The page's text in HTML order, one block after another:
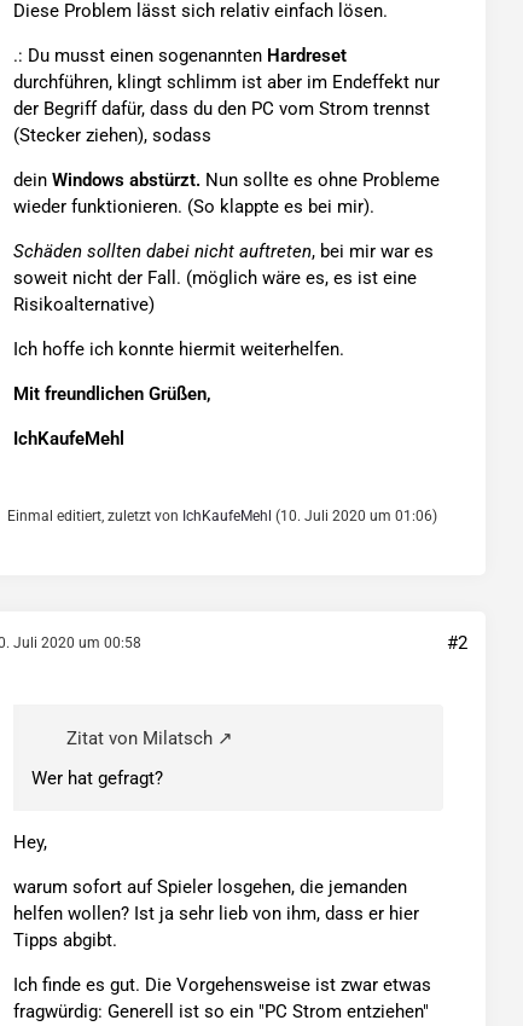
Diese Problem lässt sich relativ einfach lösen.
.: Du musst einen sogenannten Hardreset
durchführen, klingt schlimm ist aber im Endeffekt nur
der Begriff dafür, dass du den PC vom Strom trennst
(Stecker ziehen), sodass
deinWindows abstürzt. Nun sollte es ohne Probleme
wieder funktionieren. (So klappte es bei mir).
Schäden sollten dabei nicht auftreten, bei mir war es
soweit nicht der Fall. (möglich wäre es, es ist eine
Risikoalternative)
Ich hoffe ich konnte hiermit weiterhelfen.
Mit freundlichen Grüßen,
IchKaufeMehl
Einmal editiert, zuletzt von IchKaufeMehl (10. Juli 2020 um 01:06)
Juli 2020 um 00:58 #2
Zitat von Milatsch
Wer hat gefragt?
Hey,
warum sofort auf Spieler losgehen, die jemanden
helfen wollen? Ist ja sehr lieb von ihm, dass er hier
Tipps abgibt.
Ich finde es gut. Die Vorgehensweise ist zwar etwas
fragwürdig: Generell ist so ein "PC Strom entziehen"